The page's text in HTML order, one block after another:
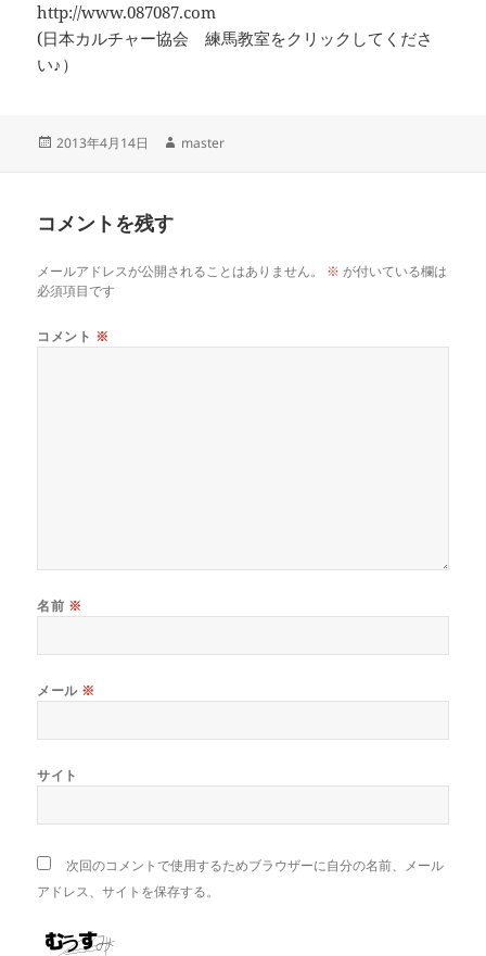
http://www.087087.com
(日本カルチャー協会 練馬教室をクリックしてくださ
い♪）
投
2013年4月14日
作
master
コメントを残す
メールアドレスが公開されることはありません。 ※ が付いている欄は
必須項目です
コメント ※
名前 ※
メール ※
サイト
次回のコメントで使用するためブラウザーに自分の名前、メール
アドレス、サイトを保存する。